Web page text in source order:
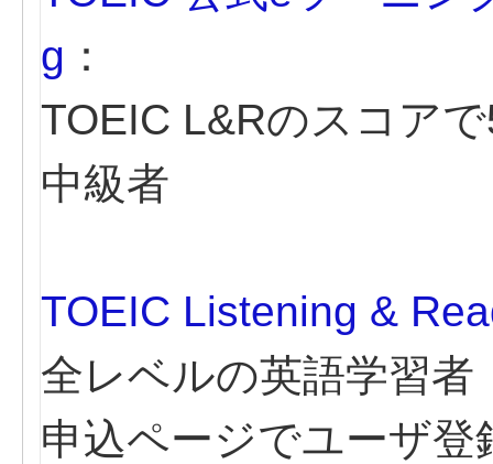
g ：
TOEIC L&Rのスコア
中級者
TOEIC Listening &
全レベルの英語学習者
申込ページでユーザ